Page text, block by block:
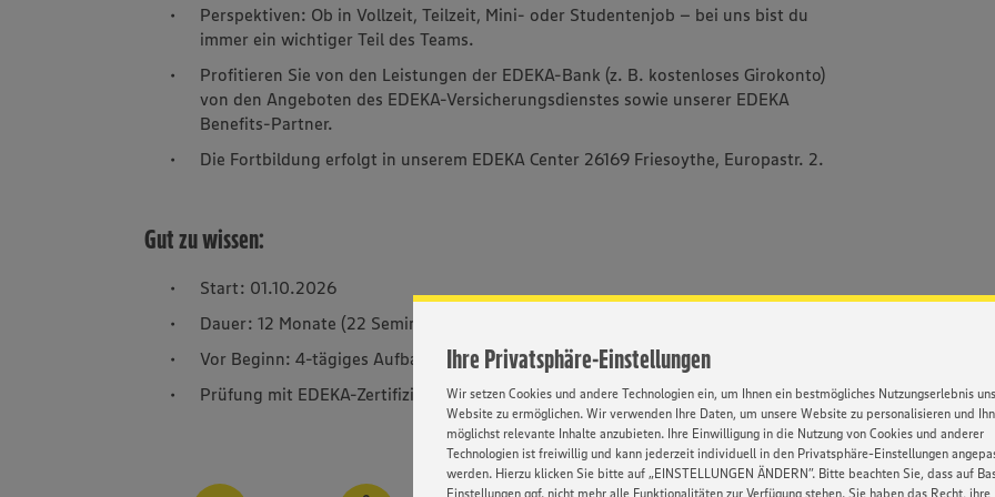
Ihre Privatsphäre-Einstellungen
Wir setzen Cookies und andere Technologien ein, um Ihnen ein bestmögliches Nutzungserlebnis
Website zu ermöglichen. Wir verwenden Ihre Daten, um unsere Website zu personalisieren und
möglichst relevante Inhalte anzubieten. Ihre Einwilligung in die Nutzung von Cookies und anderer
Technologien ist freiwillig und kann jederzeit individuell in den Privatsphäre-Einstellungen
werden. Hierzu klicken Sie bitte auf „EINSTELLUNGEN ÄNDERN”. Bitte beachten Sie, dass auf
Einstellungen ggf. nicht mehr alle Funktionalitäten zur Verfügung stehen. Sie haben das Recht, ihre
Perspektiven: Ob in Vollzeit, Teilzeit, Mini- oder Studentenjob – bei uns bist du
immer ein wichtiger Teil des Teams.
Profitieren Sie von den Leistungen der EDEKA-Bank (z. B. kostenloses Girokonto)
von den Angeboten des EDEKA-Versicherungsdienstes sowie unserer EDEKA
Benefits-Partner.
Die Fortbildung erfolgt in unserem EDEKA Center 26169 Friesoythe, Europastr. 2.
Gut zu wissen:
Start: 01.10.2026
Dauer: 12 Monate (22 Seminartage zzgl. Abschlussprüfung)
Vor Beginn: 4-tägiges Aufbauseminar
Prüfung mit EDEKA-Zertifizierung